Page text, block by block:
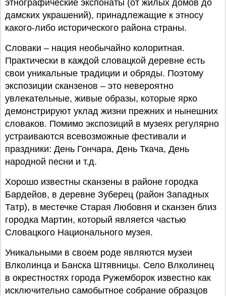
этнографические экспонаты (от жилых домов до
дамских украшений), принадлежащие к этносу
какого-либо исторического района страны.
Словаки – нация необычайно колоритная.
Практически в каждой словацкой деревне есть
свои уникальные традиции и обряды. Поэтому
экспозиции сканзенов – это невероятно
увлекательные, живые образы, которые ярко
демонстрируют уклад жизни прежних и нынешних
словаков. Помимо экспозиций в музеях регулярно
устраиваются всевозможные фестивали и
праздники: День Гончара, День Ткача, День
народной песни и т.д.
Хорошо известны сканзены в районе городка
Бардейов, в деревне Зуберец (район Западных
Татр), в местечке Старая Любовня и сканзен близ
городка Мартин, который является частью
Словацкого Национального музея.
Уникальными в своем роде являются музеи
Влколинца и Банска Штявницы. Село Влколинец
в окрестностях города Ружемборок известно как
исключительно самобытное собрание образцов